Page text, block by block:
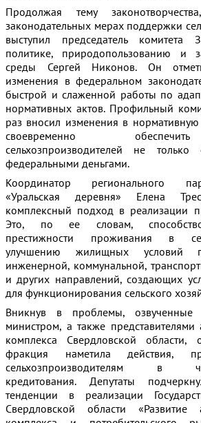
Продолжая тему
законодательных мерах поддержки
выступил председатель
политике, природопользованию и
среды Сергей Никонов. Он
изменения в федеральном
быстрой и слаженной работы по
нормативных актов. Профильный
раз вносил изменения в нормативную
своевременно
сельхозпроизводителей не
федеральными деньгами.
Координатор регионального
«Уральская деревня» Елена
комплексный подход в реализации
Это, по ее словам,
престижности проживания в
улучшению жилищных условий
инженерной, коммунальной,
и других направлений, создающих
для функционирования сельского
Вникнув в проблемы,
министром, а также
комплекса Свердловской
фракция наметила действия,
сельхозпроизводителям в
кредитования. Депутаты
тенденции в реализации
Свердловской области «Развитие